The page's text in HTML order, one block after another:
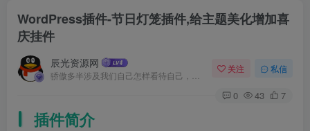
WordPress插件-节日灯笼插件,给主题美化增加喜
庆挂件
辰光资源网 关注 私信
0 43 7
插件简介